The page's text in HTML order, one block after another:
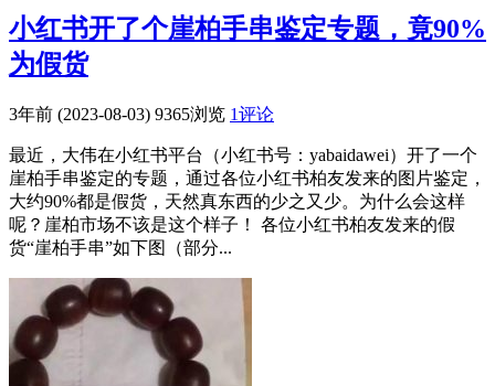
小红书开了个崖柏手串鉴定专题，竟90%
为假货
3年前 (2023-08-03) 9365浏览 1评论
最近，大伟在小红书平台（小红书号：yabaidawei）开了一个
崖柏手串鉴定的专题，通过各位小红书柏友发来的图片鉴定，
大约90%都是假货，天然真东西的少之又少。为什么会这样
呢？崖柏市场不该是这个样子！ 各位小红书柏友发来的假
货“崖柏手串”如下图（部分...